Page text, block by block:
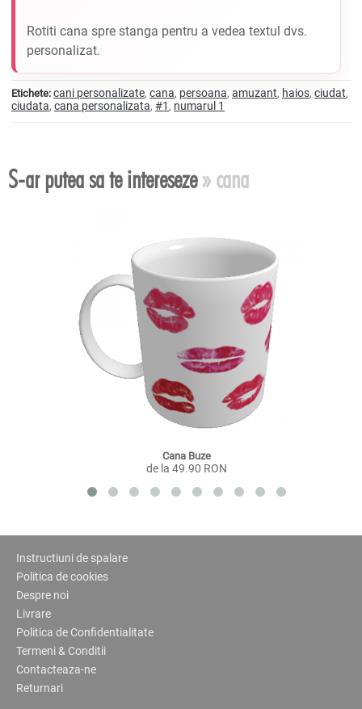
Rotiti cana spre stanga pentru a vedea textul dvs.
personalizat.
Etichete: cani personalizate, cana, persoana, amuzant, haios, ciudat,
ciudata, cana personalizata, #1 , numarul 1
S-ar putea sa te intereseze» cana
Cana Buze
de la 49.90 RON
Instructiuni de spalare
Politica de cookies
Despre noi
Livrare
Politica de Confidentialitate
Termeni & Conditii
Contacteaza-ne
Returnari